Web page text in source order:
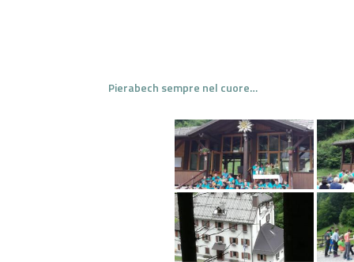
Pierabech sempre nel cuore…